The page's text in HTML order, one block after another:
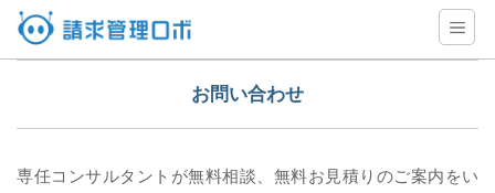
お問い合わせ
専任コンサルタントが無料相談、無料お見積りのご案内をい